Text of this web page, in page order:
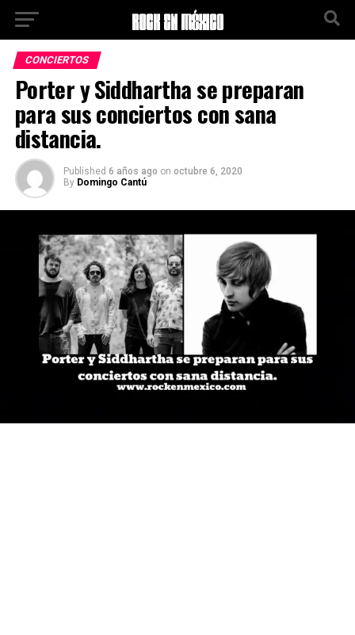
CONCIERTOS
Porter y Siddhartha se preparan
para sus conciertos con sana
distancia.
Published 6 años ago on octubre 6, 2020
By Domingo Cantú
Ir a la versión móvil